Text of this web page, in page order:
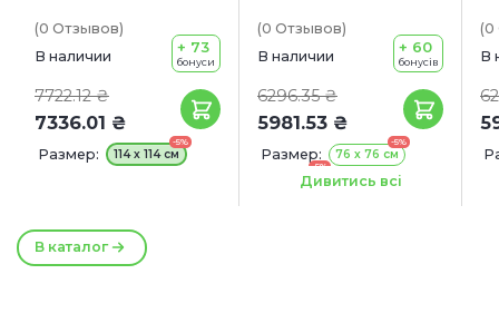
В каталог
(0 Отзывов)
В наличии
7722.12 ₴
7336.01 ₴
+ 73
бонуси
Размер:
-5%
114 х 114 см
(0 Отзывов)
В наличии
6296.35 ₴
5981.53 ₴
+ 60
бонусів
Размер:
-5%
76 х 76 см
-5%
91х91 смДивитись всі
(0
В